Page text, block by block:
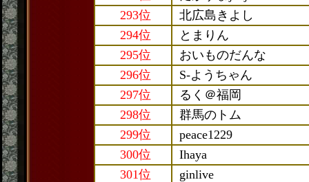
293位
北広島きよし
294位
とまりん
295位
おいものだんな
296位
S-ようちゃん
297位
るく＠福岡
298位
群馬のトム
299位
peace1229
300位
Ihaya
301位
ginlive